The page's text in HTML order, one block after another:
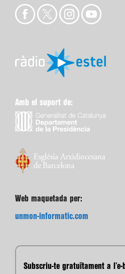
Amb el suport de:
Web maquetada per:
unmon-informatic.com
Subscriu-te gratuïtament a